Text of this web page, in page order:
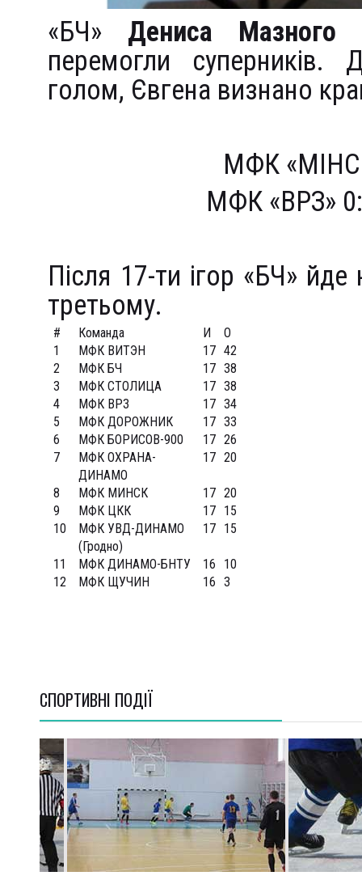
«БЧ» Дениса Мазного
перемогли суперників.
голом, Євгена визнано
МФК
МФК «ВРЗ»
Після 17-ти ігор «БЧ»
третьому.
# Команда И
О
1
МФК ВИТЭН 17 42
2
МФК БЧ 17 38
3
МФК СТОЛИЦА 17 38
4
МФК ВРЗ 17 34
5
МФК ДОРОЖНИК 17 33
6
МФК БОРИСОВ-900 17 26
7
МФК ОХРАНА-
ДИНАМО
17 20
8 МФК МИНСК 17 20
9
МФК ЦКК 17 15
10
МФК УВД-ДИНАМО
(Гродно)
17 15
11 МФК ДИНАМО-БНТУ 16
10
12
МФК ЩУЧИН 16 3
СПОРТИВНI ПОДІЇ